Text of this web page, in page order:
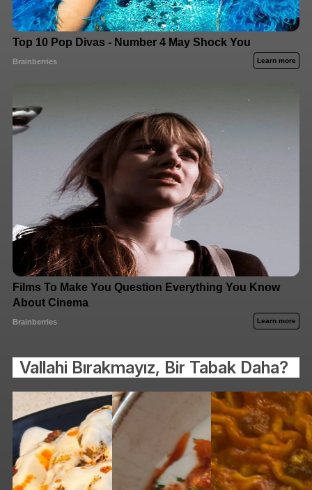
Vallahi Bırakmayız, Bir Tabak Daha?